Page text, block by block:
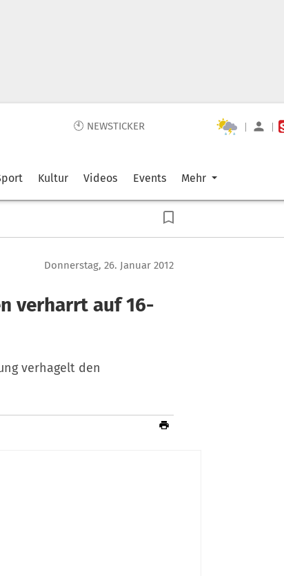
🕙 NEWSTICKER | |
Kultur Videos Events Mehr
Donnerstag, 26. Januar 2012
verharrt auf 16-
verhagelt den